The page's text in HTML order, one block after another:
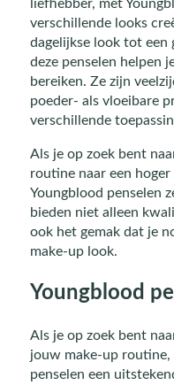
liefhebber, met
verschillende looks
dagelijkse look tot een
deze penselen helpen
bereiken. Ze zijn
poeder- als vloeibare
verschillende
Als je op zoek bent
routine naar een
Youngblood penselen
bieden niet alleen
ook het gemak dat je
make-up look.
Youngblood
Als je op zoek bent
jouw make-up routine,
penselen een